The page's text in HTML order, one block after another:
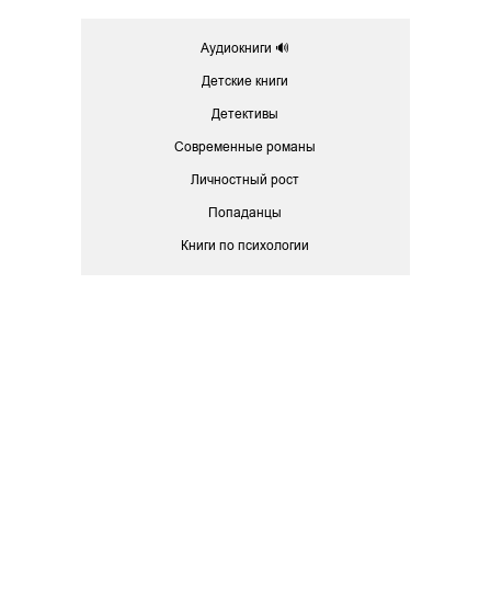
Аудиокниги 🔊
Детские книги
Детективы
Современные романы
Личностный рост
Попаданцы
Книги по психологии